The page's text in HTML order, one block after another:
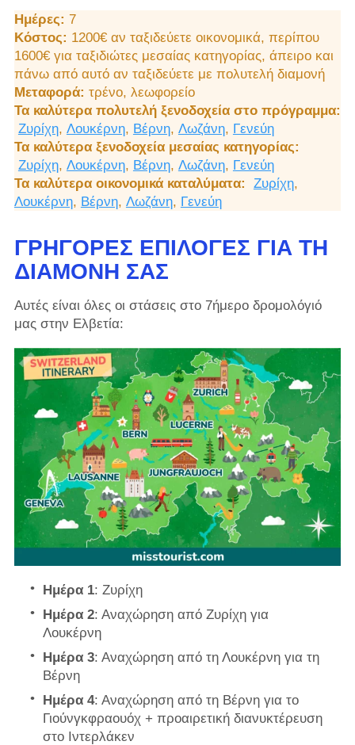
Ημέρες: 7
Κόστος: 1200€ αν ταξιδεύετε οικονομικά, περίπου
1600€ για ταξιδιώτες μεσαίας κατηγορίας, άπειρο και
πάνω από αυτό αν ταξιδεύετε με πολυτελή διαμονή
Μεταφορά: τρένο, λεωφορείο
Τα καλύτερα πολυτελή ξενοδοχεία στο πρόγραμμα:
Ζυρίχη, Λουκέρνη, Βέρνη, Λωζάνη, Γενεύη
Τα καλύτερα ξενοδοχεία μεσαίας κατηγορίας:
Ζυρίχη, Λουκέρνη, Βέρνη, Λωζάνη, Γενεύη
Τα καλύτερα οικονομικά καταλύματα:
Ζυρίχη,
Λουκέρνη, Βέρνη, Λωζάνη, Γενεύη
ΓΡΉΓΟΡΕΣ ΕΠΙΛΟΓΈΣ ΓΙΑ ΤΗ
ΔΙΑΜΟΝΉ ΣΑΣ
Αυτές είναι όλες οι στάσεις στο 7ήμερο δρομολόγιό
μας στην Ελβετία:
Ημέρα 1: Ζυρίχη
Ημέρα 2: Αναχώρηση από Ζυρίχη για
Λουκέρνη
Ημέρα 3: Αναχώρηση από τη Λουκέρνη για τη
Βέρνη
Ημέρα 4: Αναχώρηση από τη Βέρνη για το
Γιούνγκφραουόχ + προαιρετική διανυκτέρευση
στο Ιντερλάκεν